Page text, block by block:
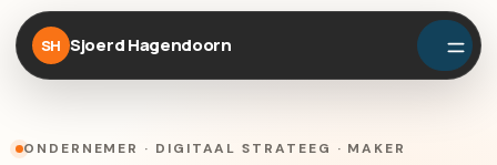
SH Sjoerd Hagendoorn
ONDERNEMER · DIGITAAL STRATEEG · MAKER